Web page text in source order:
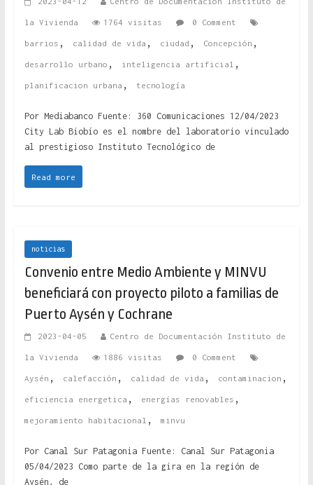
la Vivienda 1764 visitas 0 Comment
barrios , calidad de vida , ciudad , Concepción ,
desarrollo urbano , inteligencia artificial ,
planificacion urbana , tecnología
Por Mediabanco Fuente: 360 Comunicaciones 12/04/2023
City Lab Biobío es el nombre del laboratorio vinculado
al prestigioso Instituto Tecnológico de
Read more
noticias
Convenio entre Medio Ambiente y MINVU
beneficiará con proyecto piloto a familias de
Puerto Aysén y Cochrane
2023-04-05 Centro de Documentación Instituto de
la Vivienda 1886 visitas 0 Comment
Aysén , calefacción , calidad de vida , contaminacion ,
eficiencia energetica , energías renovables ,
mejoramiento habitacional , minvu
Por Canal Sur Patagonia Fuente: Canal Sur Patagonia
05/04/2023 Como parte de la gira en la región de
Aysén, de